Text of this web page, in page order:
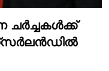
ചർച്ചകൾക്ക്